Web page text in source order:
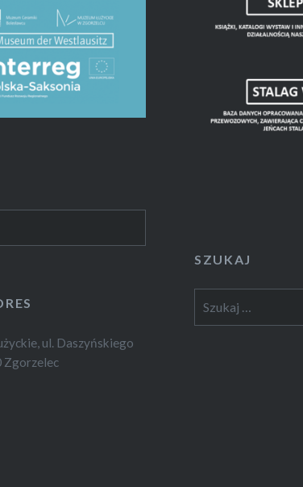
SZUKAJ
ul. Daszyńskiego
Zgorzelec